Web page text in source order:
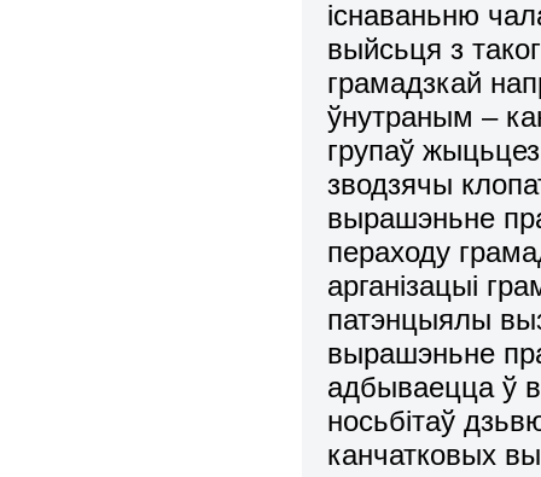
існаваньню
выйсьця з
гpамадзкай
ўнутpаным –
гpупаў
зводзячы
выpашэньне
пеpаходу
аpганізацыі
патэнцыялы
выpашэньне
адбываецца ў
носьбітаў
канчатковых